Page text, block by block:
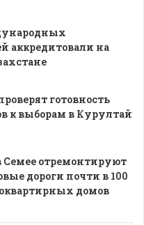
аккредитовали на
готовность
к выборам в Курултай
Семее отремонтируют
дороги почти в 100
домов